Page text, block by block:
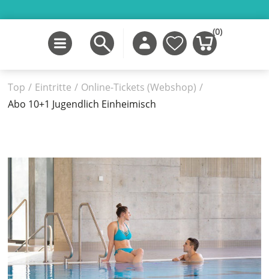
(0)
Top / Eintritte / Online-Tickets (Webshop) /
Abo 10+1 Jugendlich Einheimisch